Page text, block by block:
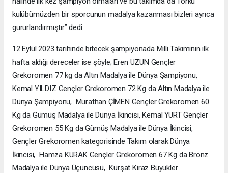
kulübümüzden bir sporcunun madalya kazanması bizleri ayrıca
gururlandırmıştır” dedi.
12 Eylül 2023 tarihinde bitecek şampiyonada Milli Takımının ilk
hafta aldığı dereceler ise şöyle; Eren UZUN Gençler
Grekoromen 77 kg da Altın Madalya ile Dünya Şampiyonu,
Kemal YILDIZ Gençler Grekoromen 72 Kg da Altın Madalya ile
Dünya Şampiyonu, Murathan ÇİMEN Gençler Grekoromen 60
Kg da Gümüş Madalya ile Dünya İkincisi, Kemal YURT Gençler
Grekoromen 55 Kg da Gümüş Madalya ile Dünya İkincisi,
Gençler Grekoromen kategorisinde Takım olarak Dünya
İkincisi, Hamza KURAK Gençler Grekoromen 67 Kg da Bronz
Madalya ile Dünya Üçüncüsü, Kürşat Kiraz Büyükler